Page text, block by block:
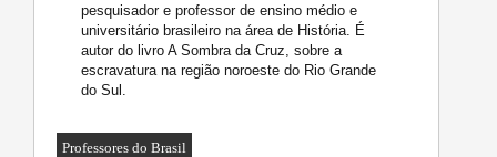
pesquisador e professor de ensino médio e
universitário brasileiro na área de História. É
autor do livro A Sombra da Cruz, sobre a
escravatura na região noroeste do Rio Grande
do Sul.
Professores do Brasil